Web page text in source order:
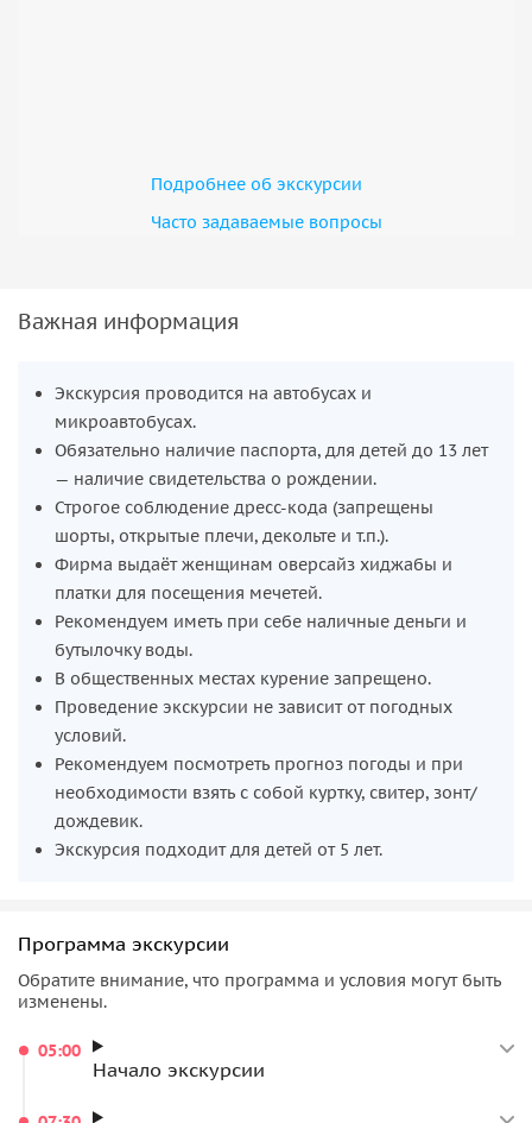
Подробнее об экскурсии
Часто задаваемые вопросы
Важная информация
Экскурсия проводится на автобусах и
микроавтобусах.
Обязательно наличие паспорта, для детей до 13 лет
— наличие свидетельства о рождении.
Строгое соблюдение дресс-кода (запрещены
шорты, открытые плечи, декольте и т.п.).
Фирма выдаёт женщинам оверсайз хиджабы и
платки для посещения мечетей.
Рекомендуем иметь при себе наличные деньги и
бутылочку воды.
В общественных местах курение запрещено.
Проведение экскурсии не зависит от погодных
условий.
Рекомендуем посмотреть прогноз погоды и при
необходимости взять с собой куртку, свитер, зонт/
дождевик.
Экскурсия подходит для детей от 5 лет.
Программа экскурсии
Обратите внимание, что программа и условия могут быть
изменены.
05:00
Начало экскурсии